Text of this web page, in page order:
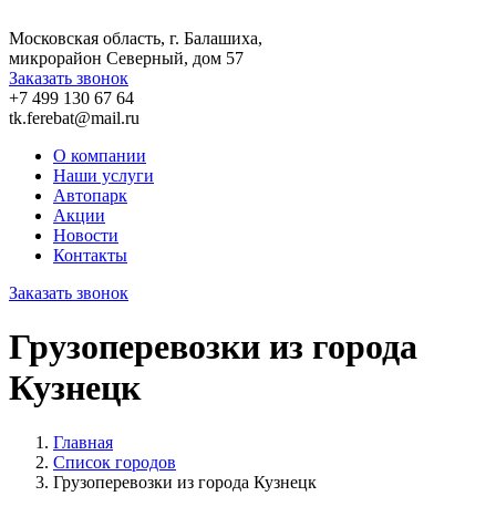
Московская область, г. Балашиха,
микрорайон Северный, дом 57
Заказать звонок
+7 499 130 67 64
tk.ferebat@mail.ru
О компании
Наши услуги
Автопарк
Акции
Новости
Контакты
Заказать звонок
Грузоперевозки из города
Кузнецк
Главная
Список городов
Грузоперевозки из города Кузнецк